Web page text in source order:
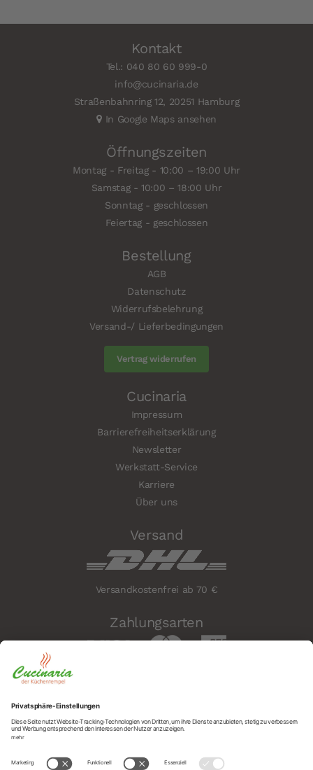
Kontakt
Tel.: 040 80 60 999-0
info@cucinaria.de
Straßenbahnring 12, 20251 Hamburg
In Google Maps ansehen
Öffnungszeiten
Montag - Freitag - 10:00 – 19:00 Uhr
Samstag - 10:00 – 18:00 Uhr
Sonntag - geschlossen
Feiertag - geschlossen
Bestellung
AGB
Datenschutz
Widerrufsbelehrung
Versand-/ Lieferbedingungen
Vertrag widerrufen
Cucinaria
Impressum
Barrierefreiheitserklärung
Newsletter
Werkstatt-Service
Karriere
Über uns
Versand
Versandkostenfrei ab 70 €
Zahlungsarten
Sicherheit